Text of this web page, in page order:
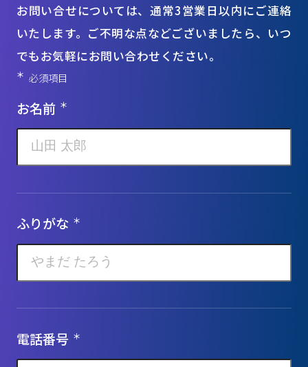
お問い合せについては、通常3営業日以内にご連絡
いたします。ご不明な点などございましたら、いつ
でもお気軽にお問い合わせください。
＊ 必須項目
お名前 ＊
ふりがな ＊
電話番号 ＊